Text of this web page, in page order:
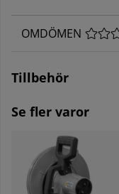
OMDÖMEN
Tillbehör
Se fler varor